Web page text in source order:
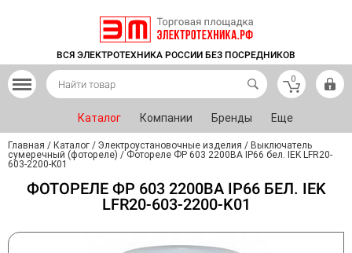
ВСЯ ЭЛЕКТРОТЕХНИКА РОССИИ БЕЗ ПОСРЕДНИКОВ
0
Каталог Компании Бренды Еще
Главная / Каталог / Электроустановочные изделия / Выключатель
сумеречный (фотореле) / Фотореле ФР 603 2200ВА IP66 бел. IEK LFR20-
603-2200-K01
ФОТОРЕЛЕ ФР 603 2200ВА IP66 БЕЛ. IEK
LFR20-603-2200-K01